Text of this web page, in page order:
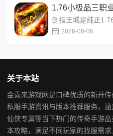
1.76小极品三职
2026-08-06
关于本站
金喜来游戏网是口碑优质的新开
私服手游资讯与版本推荐服务，
仙侠专属等当下热门的传奇手游
本攻略，满足不同玩家的找服需